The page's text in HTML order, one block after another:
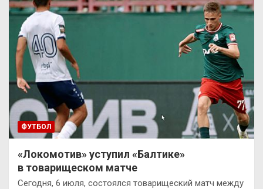
ФУТБОЛ
«Локомотив» уступил «Балтике»
в товарищеском матче
Сегодня, 6 июля, состоялся товарищеский матч между